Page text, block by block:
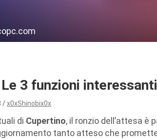
Le 3 funzioni
x0xShinobix0x
di Cupertino, il ronzio dell’attesa è
tanto atteso che